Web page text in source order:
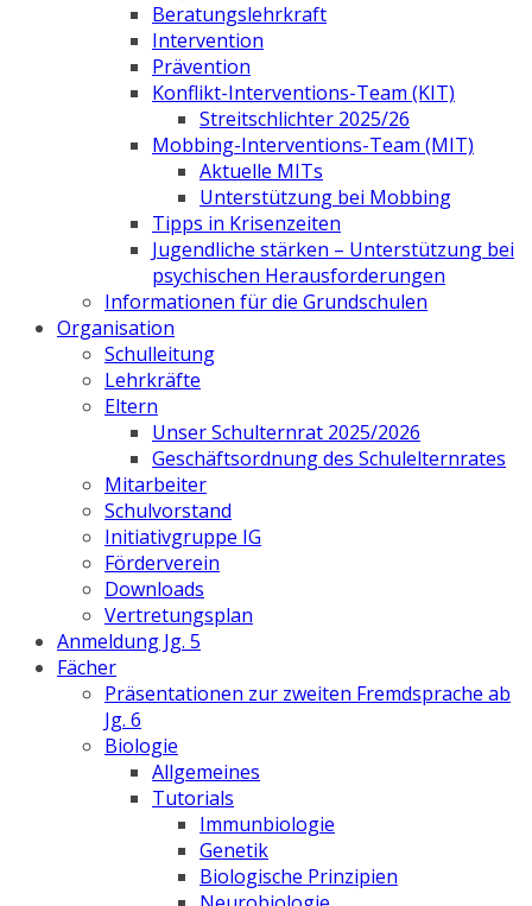
Beratungslehrkraft
Intervention
Prävention
Konflikt-Interventions-Team (KIT)
Streitschlichter 2025/26
Mobbing-Interventions-Team (MIT)
Aktuelle MITs
Unterstützung bei Mobbing
Tipps in Krisenzeiten
Jugendliche stärken – Unterstützung bei
psychischen Herausforderungen
Informationen für die Grundschulen
Organisation
Schulleitung
Lehrkräfte
Eltern
Unser Schulternrat 2025/2026
Geschäftsordnung des Schulelternrates
Mitarbeiter
Schulvorstand
Initiativgruppe IG
Förderverein
Downloads
Vertretungsplan
Anmeldung Jg. 5
Fächer
Präsentationen zur zweiten Fremdsprache ab
Jg. 6
Biologie
Allgemeines
Tutorials
Immunbiologie
Genetik
Biologische Prinzipien